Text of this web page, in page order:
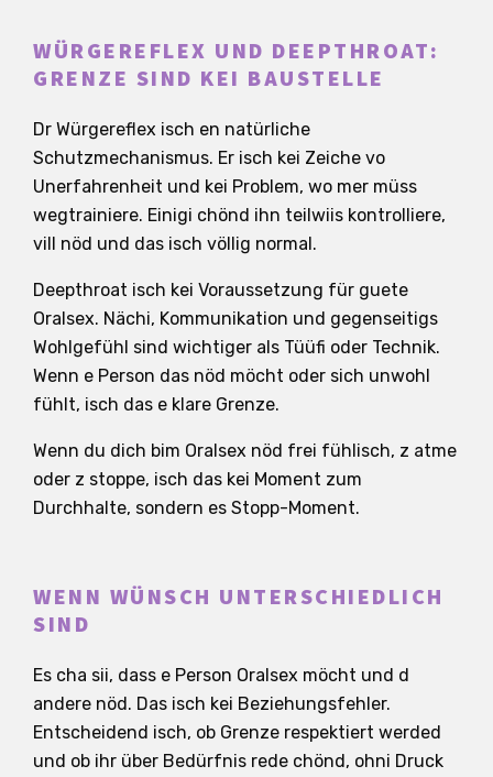
WÜRGEREFLEX UND DEEPTHROAT:
GRENZE SIND KEI BAUSTELLE
Dr Würgereflex isch en natürliche
Schutzmechanismus. Er isch kei Zeiche vo
Unerfahrenheit und kei Problem, wo mer müss
wegtrainiere. Einigi chönd ihn teilwiis kontrolliere,
vill nöd und das isch völlig normal.
Deepthroat isch kei Voraussetzung für guete
Oralsex. Nächi, Kommunikation und gegenseitigs
Wohlgefühl sind wichtiger als Tüüfi oder Technik.
Wenn e Person das nöd möcht oder sich unwohl
fühlt, isch das e klare Grenze.
Wenn du dich bim Oralsex nöd frei fühlisch, z atme
oder z stoppe, isch das kei Moment zum
Durchhalte, sondern es Stopp-Moment.
WENN WÜNSCH UNTERSCHIEDLICH
SIND
Es cha sii, dass e Person Oralsex möcht und d
andere nöd. Das isch kei Beziehungsfehler.
Entscheidend isch, ob Grenze respektiert werded
und ob ihr über Bedürfnis rede chönd, ohni Druck